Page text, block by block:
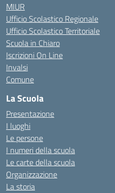
MIUR
Ufficio Scolastico Regionale
Ufficio Scolastico Territoriale
Scuola in Chiaro
Iscrizioni On Line
Invalsi
Comune
La Scuola
Presentazione
I luoghi
Le persone
I numeri della scuola
Le carte della scuola
Organizzazione
La storia